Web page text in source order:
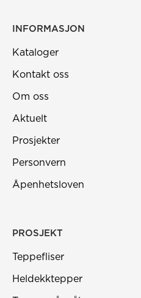
PROSJEKT
Teppefliser
Heldekktepper
INFORMASJON
Kataloger
Kontakt oss
Om oss
Aktuelt
Prosjekter
Personvern
Åpenhetsloven